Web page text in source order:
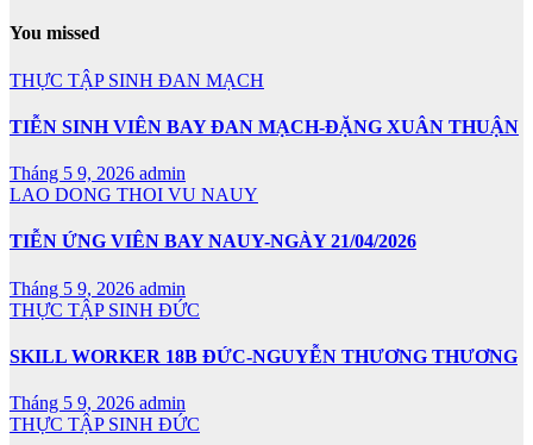
You missed
THỰC TẬP SINH ĐAN MẠCH
TIỄN SINH VIÊN BAY ĐAN MẠCH-ĐẶNG XUÂN THUẬN
Tháng 5 9, 2026 admin
LAO DONG THOI VU NAUY
TIỄN ỨNG VIÊN BAY NAUY-NGÀY 21/04/2026
Tháng 5 9, 2026 admin
THỰC TẬP SINH ĐỨC
SKILL WORKER 18B ĐỨC-NGUYỄN THƯƠNG THƯƠNG
Tháng 5 9, 2026 admin
THỰC TẬP SINH ĐỨC